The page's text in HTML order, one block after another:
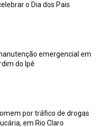
o Dia dos Pais
emergencial em
do Ipê
por tráfico de drogas
em Rio Claro